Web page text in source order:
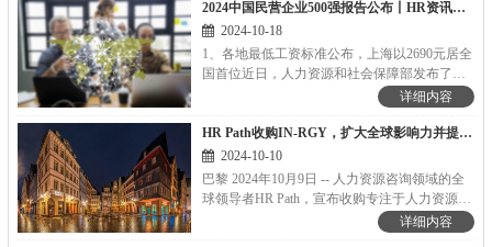
完善生育支持政策体系和激励机制，健全覆
盖...
2024中国民营企业500强报告公布丨HR资讯集锦
2024-10-18
1、各地最低工资标准公布，上海以2690元居全
国首位近日，人力资源和社会保障部发布了全
国各省、自治区、直辖市最低工资标准情况。
2690元，居全国首位；江苏省、浙江省第一
档...
详细内容
HR Path收购IN-RGY，扩大全球影响力并提高加拿大市场占有率
2024-10-10
巴黎 2024年10月9日 -- 人力资源咨询领域的全
球领导者HR Path，宣布收购专注于人力资源数
字化转型的知名人力资源咨询公司IN-RGY。
此次战略收购进一步巩固了HR Path作为人力资
详细内容